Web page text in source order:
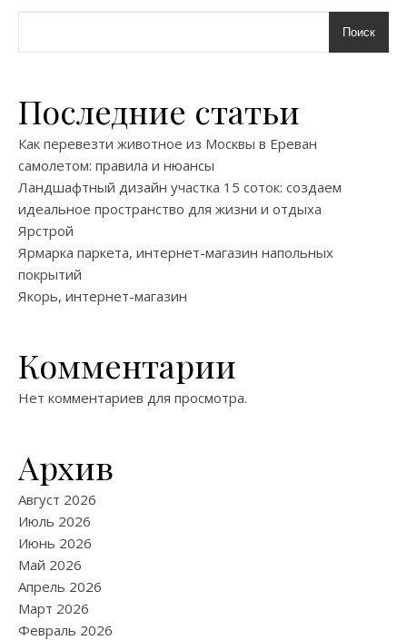
Поиск
Последние статьи
Как перевезти животное из Москвы в Ереван
самолетом: правила и нюансы
Ландшафтный дизайн участка 15 соток: создаем
идеальное пространство для жизни и отдыха
Ярстрой
Ярмарка паркета, интернет-магазин напольных
покрытий
Якорь, интернет-магазин
Комментарии
Нет комментариев для просмотра.
Архив
Август 2026
Июль 2026
Июнь 2026
Май 2026
Апрель 2026
Март 2026
Февраль 2026